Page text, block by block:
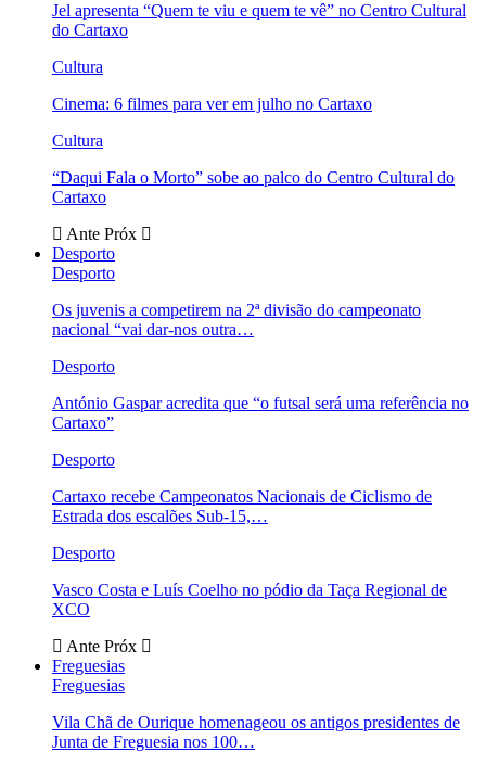
Jel apresenta “Quem te viu e quem te vê” no Centro Cultural
do Cartaxo
Cultura
Cinema: 6 filmes para ver em julho no Cartaxo
Cultura
“Daqui Fala o Morto” sobe ao palco do Centro Cultural do
Cartaxo
Ante Próx
Desporto
Desporto
Os juvenis a competirem na 2ª divisão do campeonato
nacional “vai dar-nos outra…
Desporto
António Gaspar acredita que “o futsal será uma referência no
Cartaxo”
Desporto
Cartaxo recebe Campeonatos Nacionais de Ciclismo de
Estrada dos escalões Sub-15,…
Desporto
Vasco Costa e Luís Coelho no pódio da Taça Regional de
XCO
Ante Próx
Freguesias
Freguesias
Vila Chã de Ourique homenageou os antigos presidentes de
Junta de Freguesia nos 100…